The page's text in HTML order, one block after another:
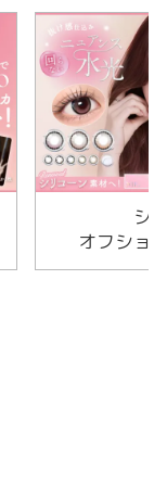
シ
オフショ